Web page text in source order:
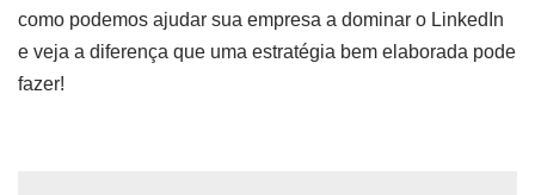
como podemos ajudar sua empresa a dominar o LinkedIn
e veja a diferença que uma estratégia bem elaborada pode
fazer!